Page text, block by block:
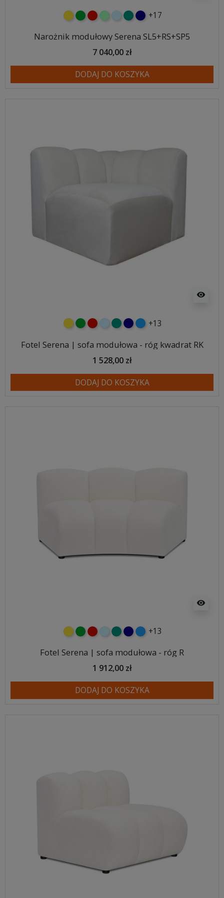
żółtyzielonyczerwony
miętowybłękitnyturkusowy
granatowy
+17
Narożnik modułowy Serena SL5+RS+SP5
7 040,00 zł
DODAJ DO KOSZYKA
visibility
żółtyzielonyczerwony
błękitnyturkusowy
granatowy
niebieski
+13
Fotel Serena | sofa modułowa - róg kwadrat RK
1 528,00 zł
DODAJ DO KOSZYKA
visibility
żółtyzielonyczerwony
błękitnyturkusowy
granatowy
niebieski
+13
Fotel Serena | sofa modułowa - róg R
1 912,00 zł
DODAJ DO KOSZYKA